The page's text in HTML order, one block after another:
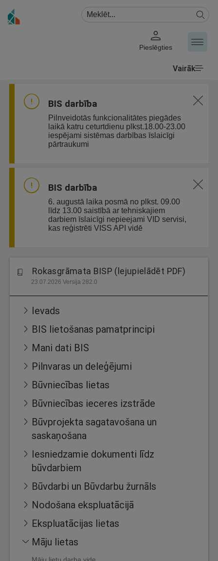
Pieslēgties
Vairāk
BIS darbība
Pilnveidotās funkcionalitātes piegādes
laikā katru ceturtdienu plkst.18.00-23.00
iespējami sistēmas darbības īslaicīgi
pārtraukumi
BIS darbība
6. augustā laika posmā no plkst. 09.00
līdz 13.00 saistībā ar tehniskajiem
darbiem īslaicīgi nepieejami VID servisi,
kas reģistrēti VISS API vidē
Rokasgrāmata BISP (lejupielādēt PDF)
23.07.2026 Versija 282.0
Ievads
BIS lietošanas pamatprincipi
Mani dati BIS
Pilnvaras un deleģējumi
Būvniecības lietas
Būvniecības ieceres izstrāde
Būvprojekta sagatavošana un
saskaņošana
Iesniedzamie dokumenti līdz
būvdarbiem
Būvdarbi un Būvdarbu žurnāls
Nodošana ekspluatācijā
Ekspluatācijas lietas
Māju lietas